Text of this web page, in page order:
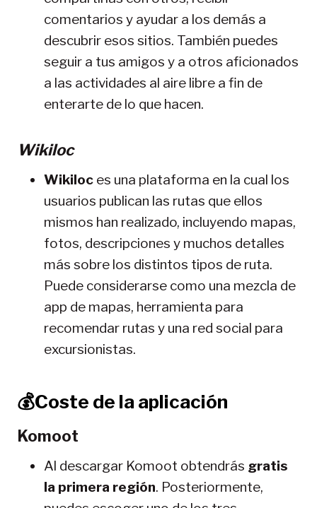
comentarios y ayudar a los demás a
descubrir esos sitios. También puedes
seguir a tus amigos y a otros aficionados
a las actividades al aire libre a fin de
enterarte de lo que hacen.
Wikiloc
Wikiloc es una plataforma en la cual los
usuarios publican las rutas que ellos
mismos han realizado, incluyendo mapas,
fotos, descripciones y muchos detalles
más sobre los distintos tipos de ruta.
Puede considerarse como una mezcla de
app de mapas, herramienta para
recomendar rutas y una red social para
excursionistas.
💰Coste de la aplicación
Komoot
Al descargar Komoot obtendrás gratis
la primera región. Posteriormente,